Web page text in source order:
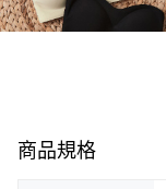
商品規格